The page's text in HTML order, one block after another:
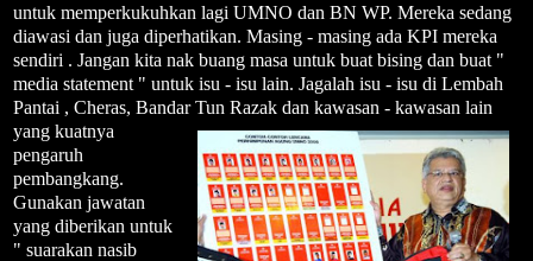
untuk memperkukuhkan lagi UMNO dan BN WP. Mereka sedang
diawasi dan juga diperhatikan. Masing - masing ada KPI mereka
sendiri . Jangan kita nak buang masa untuk buat bising dan buat "
media statement " untuk isu - isu lain. Jagalah isu - isu di Lembah
Pantai , Cheras, Bandar Tun Razak dan kawasan - kawasan lain
yang kuatnya
pengaruh
pembangkang.
Gunakan jawatan
yang diberikan untuk
" suarakan nasib